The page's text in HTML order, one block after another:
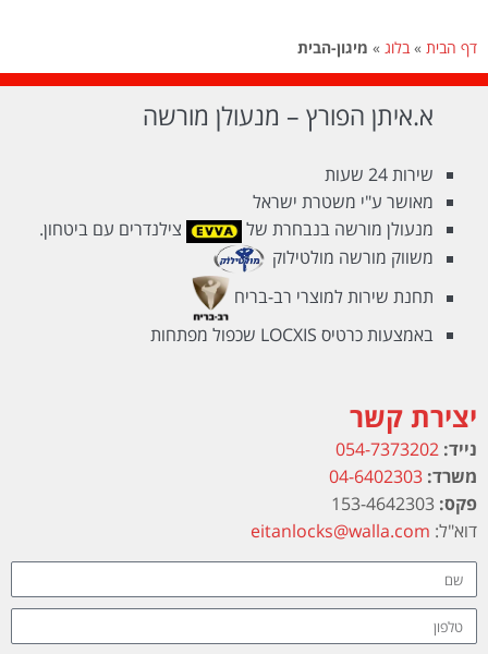
דף הבית »בלוג » מיגון-הבית
א.איתן הפורץ – מנעולן מורשה
שירות 24 שעות
מאושר ע"י משטרת ישראל
מנעולן מורשה בנבחרת של
צילנדרים עם ביטחון.
משווק מורשה מולטילוק
תחנת שירות למוצרי רב-בריח
באמצעות כרטיס LOCXIS שכפול מפתחות
יצירת קשר
נייד: 054-7373202
משרד: 04-6402303
פקס:
דוא"ל: eitanlocks@walla.com